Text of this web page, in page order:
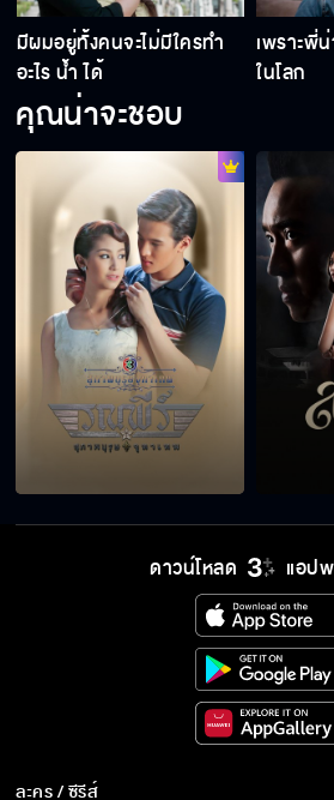
ถ้าอยากเป็น ฮีโร่ ก็เ
คดีของพ่อแม่
การยิงชลาลัย ก็เ
เห็นแค่เงาก็รู้แล้วว่า
ความจริงเดียวที่ น้ำ
อย่าบอกนะว่ากำลังจ
มีผมอยู่ทั้งคนจะไม่มีใครทำ
อะไร น้ำ ได้
เพราะพี่
ในโลก
คุณน่าจะชอบ
ดาวน์โหลด แอป
ละคร / ซีรีส์